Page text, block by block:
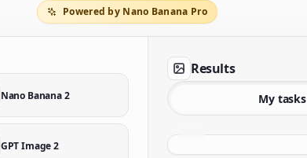
Powered by Nano Banana Pro
Nano Banana 2
GPT Image 2
Results
My tasks